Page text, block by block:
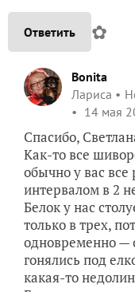
Спасибо,
Как-то все
обычно у вас все
интервалом в 2
Белок у нас
только в трех,
одновременно —
гонялись под
какая-то
Еще одна
она самая
маленькая. Она,
залезает в
там так, что
щелкает орешки
рыженькая,